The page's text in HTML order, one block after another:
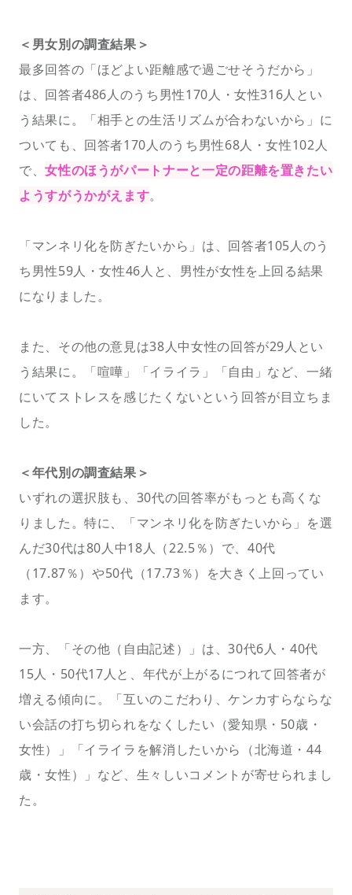
＜男女別の調査結果＞
最多回答の「ほどよい距離感で過ごせそうだから」
は、回答者486人のうち男性170人・女性316人とい
う結果に。「相手との生活リズムが合わないから」に
ついても、回答者170人のうち男性68人・女性102人
で、女性のほうがパートナーと一定の距離を置きたい
ようすがうかがえます。
「マンネリ化を防ぎたいから」は、回答者105人のう
ち男性59人・女性46人と、男性が女性を上回る結果
になりました。
また、その他の意見は38人中女性の回答が29人とい
う結果に。「喧嘩」「イライラ」「自由」など、一緒
にいてストレスを感じたくないという回答が目立ちま
した。
＜年代別の調査結果＞
いずれの選択肢も、30代の回答率がもっとも高くな
りました。特に、「マンネリ化を防ぎたいから」を選
んだ30代は80人中18人（22.5％）で、40代
（17.87％）や50代（17.73％）を大きく上回ってい
ます。
一方、「その他（自由記述）」は、30代6人・40代
15人・50代17人と、年代が上がるにつれて回答者が
増える傾向に。「互いのこだわり、ケンカすらならな
い会話の打ち切られをなくしたい（愛知県・50歳・
女性）」「イライラを解消したいから（北海道・44
歳・女性）」など、生々しいコメントが寄せられまし
た。